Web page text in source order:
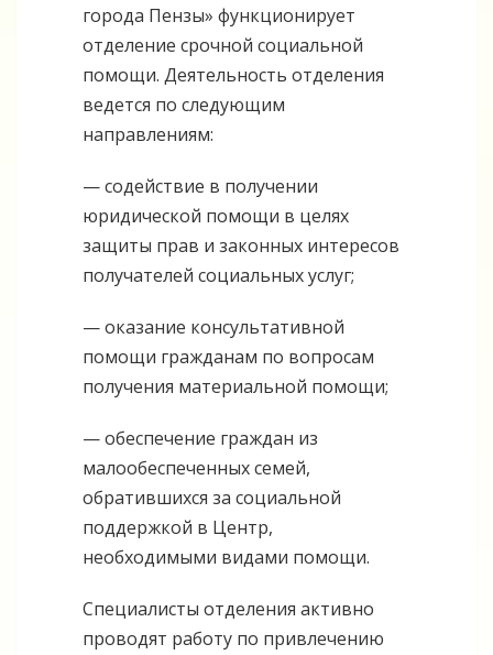
города Пензы» функционирует
отделение срочной социальной
помощи. Деятельность отделения
ведется по следующим
направлениям:
— содействие в получении
юридической помощи в целях
защиты прав и законных интересов
получателей социальных услуг;
— оказание консультативной
помощи гражданам по вопросам
получения материальной помощи;
— обеспечение граждан из
малообеспеченных семей,
обратившихся за социальной
поддержкой в Центр,
необходимыми видами помощи.
Специалисты отделения активно
проводят работу по привлечению